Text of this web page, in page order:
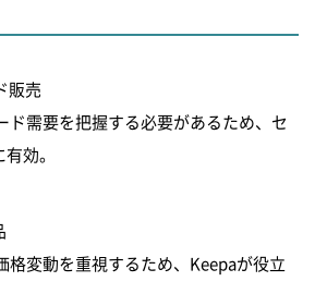
販売
需要を把握する必要があるため、セ
効。
変動を重視するため、Keepaが役立